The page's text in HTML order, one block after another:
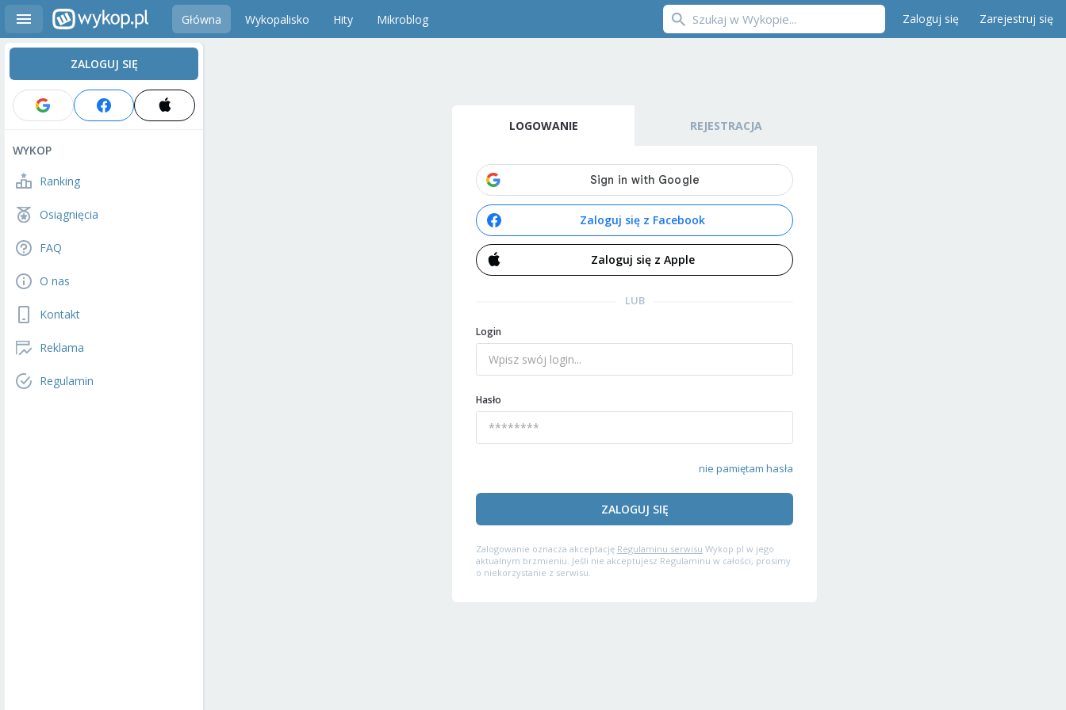
Główna Wykopalisko Hity Mikroblog Zaloguj się Zarejestruj się
ZALOGUJ SIĘ
WYKOP
Ranking
Osiągnięcia
FAQ
O nas
Kontakt
Reklama
Regulamin
LOGOWANIE REJESTRACJA
Zaloguj się z Facebook
Zaloguj się z Apple
LUB
Login
Hasło
nie pamiętam hasła
ZALOGUJ SIĘ
Zalogowanie oznacza akceptację Regulaminu serwisu Wykop.pl w jego
aktualnym brzmieniu. Jeśli nie akceptujesz Regulaminu w całości, prosimy
o niekorzystanie z serwisu.